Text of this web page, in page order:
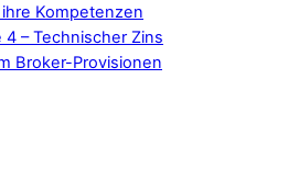
ihre Kompetenzen
4 – Technischer Zins
Broker-Provisionen